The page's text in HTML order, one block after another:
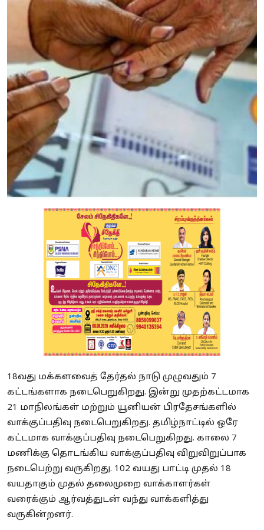
18வது மக்களவைத் தேர்தல் நாடு முழுவதும் 7
கட்டங்களாக நடைபெறுகிறது. இன்று முதற்கட்டமாக
21 மாநிலங்கள் மற்றும் யூனியன் பிரதேசங்களில்
வாக்குப்பதிவு நடைபெறுகிறது. தமிழ்நாட்டில் ஒரே
கட்டமாக வாக்குப்பதிவு நடைபெறுகிறது. காலை 7
மணிக்கு தொடங்கிய வாக்குப்பதிவு விறுவிறுப்பாக
நடைபெற்று வருகிறது. 102 வயது பாட்டி முதல் 18
வயதாகும் முதல் தலைமுறை வாக்காளர்கள்
வரைக்கும் ஆர்வத்துடன் வந்து வாக்களித்து
வருகின்றனர்.